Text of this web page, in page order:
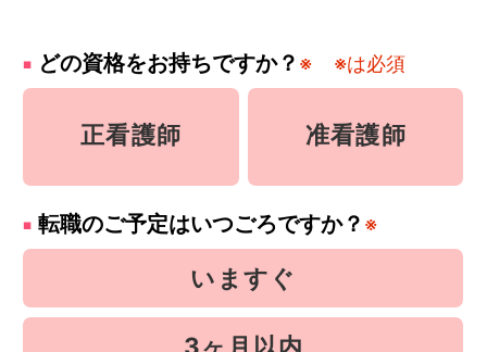
どの資格をお持ちですか？ ※ ※は必須
正看護師 准看護師
転職のご予定はいつごろですか？ ※
いますぐ